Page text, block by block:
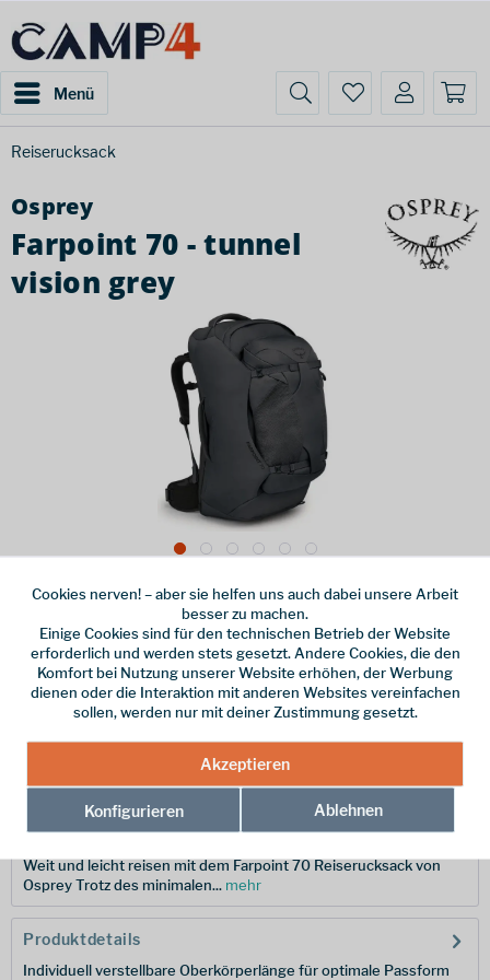
Menü
Reiserucksack
Osprey
Farpoint 70 - tunnel
vision grey
Dieser Artikel steht derzeit nicht zur Verfügung!
210,00 € *
inkl. MwSt./ Versandkostenfrei!
Merken
10003681
Beschreibung
Weit und leicht reisen mit dem Farpoint 70 Reiserucksack von
Osprey Trotz des minimalen... mehr
Produktdetails
Individuell verstellbare Oberkörperlänge für optimale Passform
Cookies nerven! – aber sie helfen uns auch dabei unsere Arbeit
besser zu machen.
Einige Cookies sind für den technischen Betrieb der Website
erforderlich und werden stets gesetzt. Andere Cookies, die den
Komfort bei Nutzung unserer Website erhöhen, der Werbung
dienen oder die Interaktion mit anderen Websites vereinfachen
sollen, werden nur mit deiner Zustimmung gesetzt.
Akzeptieren
Konfigurieren Ablehnen